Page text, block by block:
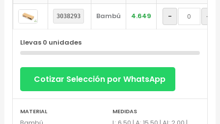
3038293 Bambú 4.649 - +
Llevas 0 unidades
Cotizar Selección por WhatsApp
MATERIAL MEDIDAS